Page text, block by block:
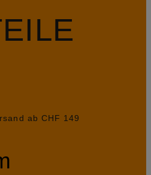
ab CHF 149